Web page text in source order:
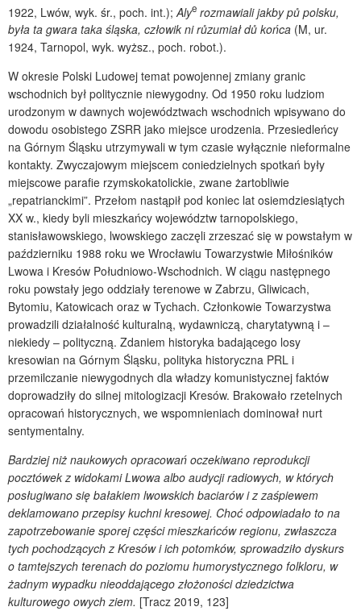
1922, Lwów, wyk. śr., poch. int.); Alye rozmawiali jakby pů polsku,
była ta gwara taka śląska, człowik ni růzumiał dů końca (M, ur.
1924, Tarnopol, wyk. wyższ., poch. robot.).
W okresie Polski Ludowej temat powojennej zmiany granic
wschodnich był politycznie niewygodny. Od 1950 roku ludziom
urodzonym w dawnych województwach wschodnich wpisywano do
dowodu osobistego ZSRR jako miejsce urodzenia. Przesiedleńcy
na Górnym Śląsku utrzymywali w tym czasie wyłącznie nieformalne
kontakty. Zwyczajowym miejscem coniedzielnych spotkań były
miejscowe parafie rzymskokatolickie, zwane żartobliwie
„repatrianckimi”. Przełom nastąpił pod koniec lat osiemdziesiątych
XX w., kiedy byli mieszkańcy województw tarnopolskiego,
stanisławowskiego, lwowskiego zaczęli zrzeszać się w powstałym w
październiku 1988 roku we Wrocławiu Towarzystwie Miłośników
Lwowa i Kresów Południowo-Wschodnich. W ciągu następnego
roku powstały jego oddziały terenowe w Zabrzu, Gliwicach,
Bytomiu, Katowicach oraz w Tychach. Członkowie Towarzystwa
prowadzili działalność kulturalną, wydawniczą, charytatywną i –
niekiedy – polityczną. Zdaniem historyka badającego losy
kresowian na Górnym Śląsku, polityka historyczna PRL i
przemilczanie niewygodnych dla władzy komunistycznej faktów
doprowadziły do silnej mitologizacji Kresów. Brakowało rzetelnych
opracowań historycznych, we wspomnieniach dominował nurt
sentymentalny.
Bardziej niż naukowych opracowań oczekiwano reprodukcji
pocztówek z widokami Lwowa albo audycji radiowych, w których
posługiwano się bałakiem lwowskich baciarów i z zaśpiewem
deklamowano przepisy kuchni kresowej. Choć odpowiadało to na
zapotrzebowanie sporej części mieszkańców regionu, zwłaszcza
tych pochodzących z Kresów i ich potomków, sprowadziło dyskurs
o tamtejszych terenach do poziomu humorystycznego folkloru, w
żadnym wypadku nieoddającego złożoności dziedzictwa
kulturowego owych ziem. [Tracz 2019, 123]